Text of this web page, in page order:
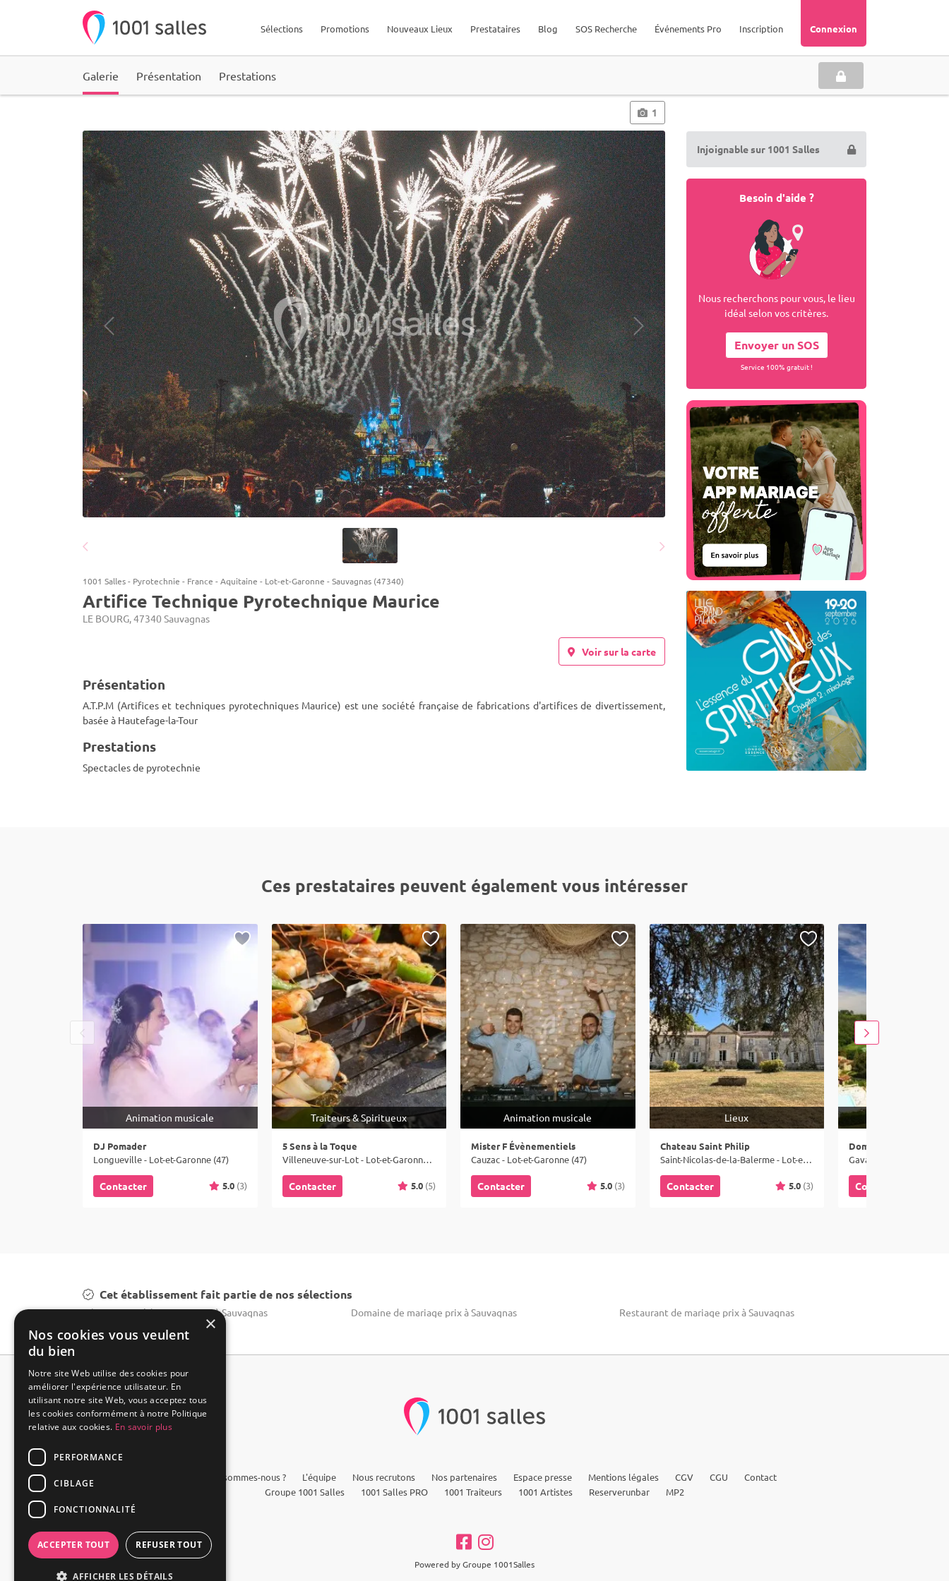
Connexion
Inscription
Événements Pro
SOS Recherche
Blog
Prestataires
Nouveaux Lieux
Promotions
Sélections
Galerie Présentation Prestations
1
1001 Salles- Pyrotechnie - France -Aquitaine - Lot-et-Garonne -Sauvagnas (47340)
Artifice Technique Pyrotechnique Maurice
LE BOURG, 47340 Sauvagnas
Voir sur la carte
Présentation
A.T.P.M (Artifices et techniques pyrotechniques Maurice) est une société française de fabrications d'artifices de divertissement,
basée à Hautefage-la-Tour
Prestations
Spectacles de pyrotechnie
Injoignable sur 1001 Salles
Besoin d'aide ?
Nous recherchons pour vous, le lieu
idéal selon vos critères.
Envoyer un SOS
Service 100% gratuit !
Ces prestataires peuvent également vous intéresser
Animation musicale
DJ Pomader
Longueville - Lot-et-Garonne (47)
Contacter 5.0 (3)
Traiteurs & Spiritueux
5 Sens à la Toque
Villeneuve-sur-Lot - Lot-et-Garonne (47)
Contacter 5.0 (5)
Animation musicale
Mister F Évènementiels
Cauzac - Lot-et-Garonne (47)
Contacter 5.0 (3)
Lieux
Chateau Saint Philip
Saint-Nicolas-de-la-Balerme - Lot-et-Garonne (47)
Contacter 5.0 (3)
Domaine de Gavaudun
Gavaudun - Lot-et-
Contacter
Cet établissement fait partie de nos sélections
Réservation château mariage à Sauvagnas Domaine de mariage prix à Sauvagnas Restaurant de mariage prix à Sauvagnas
Qui sommes-nous ? L'équipe Nous recrutons Nos partenaires Espace presse Mentions légales CGV CGU
Contact
Groupe 1001 Salles
1001 Salles PRO 1001 Traiteurs 1001 Artistes Reserverunbar MP2
Powered by Groupe 1001Salles
×
Nos cookies vous veulent
du bien
Notre site Web utilise des cookies pour
améliorer l'expérience utilisateur. En
utilisant notre site Web, vous acceptez tous
les cookies conformément à notre Politique
relative aux cookies. En savoir plus
PERFORMANCE
CIBLAGE
FONCTIONNALITÉ
ACCEPTER TOUT REFUSER TOUT
AFFICHER LES DÉTAILS